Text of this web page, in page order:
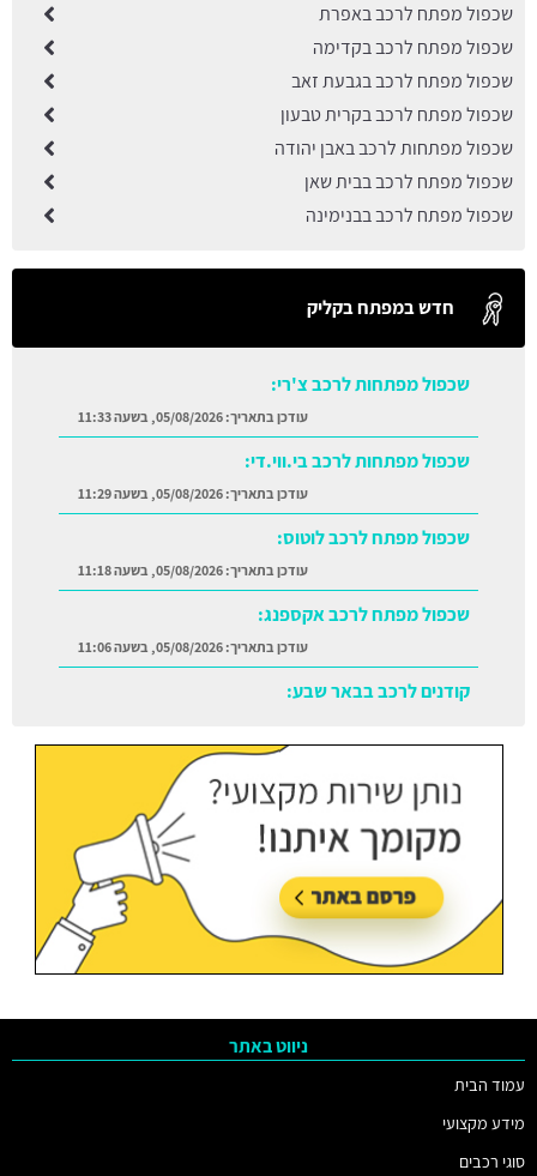
שכפול מפתח לרכב באפרת
שכפול מפתח לרכב בקדימה
שכפול מפתח לרכב בגבעת זאב
שכפול מפתח לרכב בקרית טבעון
שכפול מפתחות לרכב באבן יהודה
שכפול מפתח לרכב בבית שאן
שכפול מפתח לרכב בבנימינה
חדש במפתח בקליק
שכפול מפתחות לרכב צ'רי:
עודכן בתאריך:05/08/2026, בשעה 11:33
שכפול מפתחות לרכב בי.ווי.די:
עודכן בתאריך:05/08/2026, בשעה 11:29
שכפול מפתח לרכב לוטוס:
עודכן בתאריך:05/08/2026, בשעה 11:18
שכפול מפתח לרכב אקספנג:
עודכן בתאריך:05/08/2026, בשעה 11:06
קודנים לרכב בבאר שבע:
ניווט באתר
עמוד הבית
מידע מקצועי
סוגי רכבים